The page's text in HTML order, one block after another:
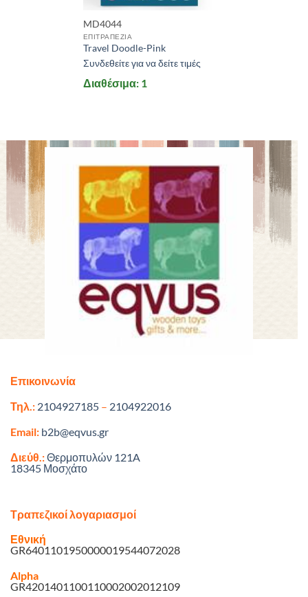
MD4044
ΕΠΙΤΡΑΠΕΖΙΑ
Travel Doodle-Pink
Συνδεθείτε για να δείτε τιμές
Διαθέσιμα: 1
Επικοινωνία
Τηλ.: 2104927185 – 2104922016
Email: b2b@eqvus.gr
Διεύθ.:Θερμοπυλών 121A
18345 Μοσχάτο
Τραπεζικοί λογαριασμοί
Εθνική
GR6401101950000019544072028
Alpha
GR4201401100110002002012109